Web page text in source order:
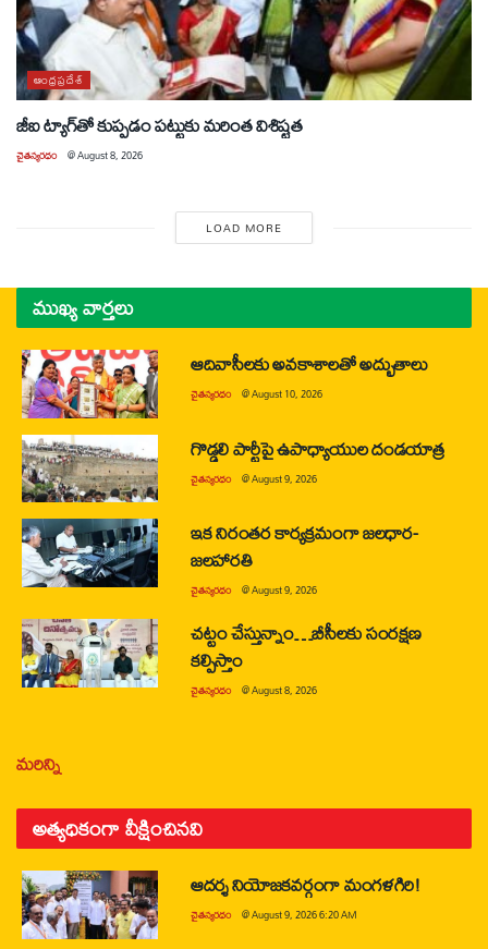
ఆంధ్రప్రదేశ్
జీఐ ట్యాగ్‌తో కుప్పడం పట్టుకు మరింత విశిష్టత
చైతన్యరధం @August 8, 2026
LOAD MORE
ముఖ్య వార్తలు
ఆదివాసీలకు అవకాశాలతో అద్భుతాలు
చైతన్యరధం @August 10, 2026
గొడ్డలి పార్టీపై ఉపాధ్యాయుల దండయాత్ర
చైతన్యరధం @August 9, 2026
ఇక నిరంతర కార్యక్రమంగా జలధార-
జలహారతి
చైతన్యరధం @August 9, 2026
చట్టం చేస్తున్నాం…బీసీలకు సంరక్షణ
కల్పిస్తాం
చైతన్యరధం @August 8, 2026
మరిన్ని
అత్యధికంగా వీక్షించినవి
ఆదర్శ నియోజకవర్గంగా మంగళగిరి!
చైతన్యరధం @August 9, 2026 6:20 AM